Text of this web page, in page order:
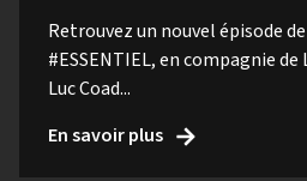
Retrouvez un nouvel épisode
#ESSENTIEL, en compagnie
Luc Coad...
En savoir plus